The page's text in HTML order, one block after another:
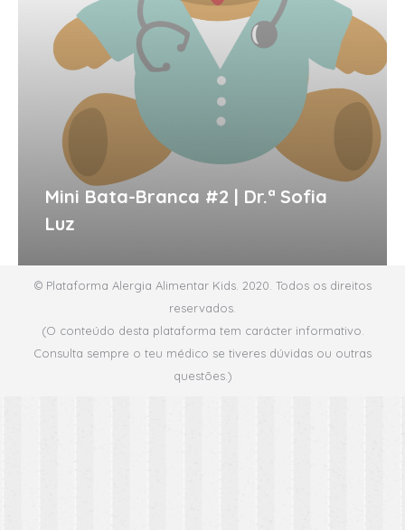
Mini Bata-Branca #2 | Dr.ª Sofia
Luz
© Plataforma Alergia Alimentar Kids. 2020. Todos os direitos
reservados.
(O conteúdo desta plataforma tem carácter informativo.
Consulta sempre o teu médico se tiveres dúvidas ou outras
questões.)